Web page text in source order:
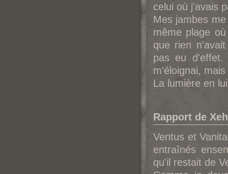
celui où j'avais
Mes jambes
même plage
que rien
pas eu d'effet.
m'éloignai,
La lumière en
Rapport de
Ventus et
entraînés
qu'il restait de